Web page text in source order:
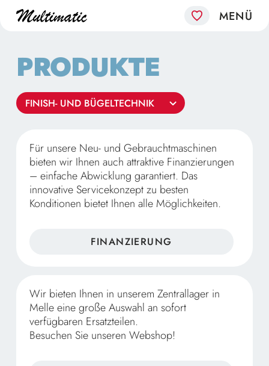
PRODUKTE
Für unsere Neu- und Gebrauchtmaschinen
bieten wir Ihnen auch attraktive Finanzierungen
– einfache Abwicklung garantiert. Das
innovative Servicekonzept zu besten
Konditionen bietet Ihnen alle Möglichkeiten.
FINANZIERUNG
Wir bieten Ihnen in unserem Zentrallager in
Melle eine große Auswahl an sofort
verfügbaren Ersatzteilen.
Besuchen Sie unseren Webshop!